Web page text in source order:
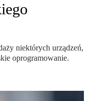
niektórych urządzeń,
oprogramowanie.